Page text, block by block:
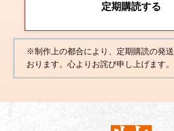
定期購読する
※制作上の都合により、定期購読の発
おります。心よりお詫び申し上げます。